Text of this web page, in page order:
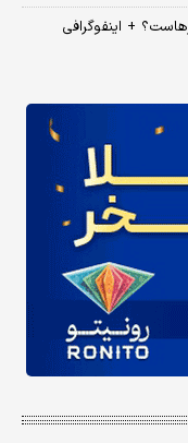
+ اینفوگرافی